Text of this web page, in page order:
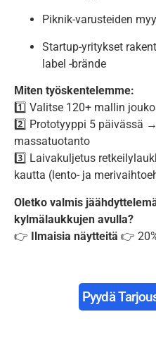
Piknik-varusteiden
Startup-yritykset
label -brände
Miten työskentelemme:
1️⃣ Valitse 120+ mallin
2️⃣ Prototyyppi 5 päivässä
massatuotanto
3️⃣ Laivakuljetus
kautta (lento- ja
Oletko valmis
kylmälaukkujen avulla?
👉 Ilmaisia näytteitä 👉
Pyydä